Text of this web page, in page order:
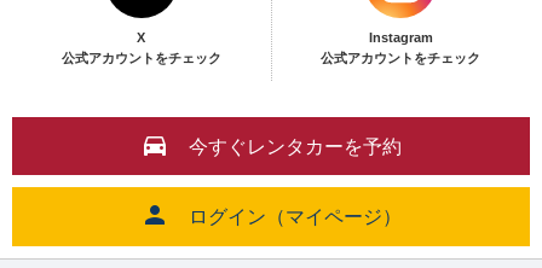
X
公式アカウントをチェック
Instagram
公式アカウントをチェック
今すぐレンタカーを予約
ログイン（マイページ）